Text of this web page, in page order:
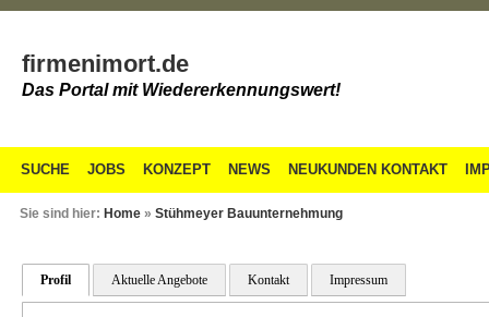
firmenimort.de
Das Portal mit Wiedererkennungswert!
SUCHE JOBS KONZEPT NEWS NEUKUNDEN KONTAKT
Sie sind hier: Home » Stühmeyer Bauunternehmung
Profil Aktuelle Angebote Kontakt Impressum